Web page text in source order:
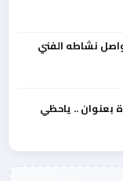
نشاطه الفني
بعنوان .. ياحظي